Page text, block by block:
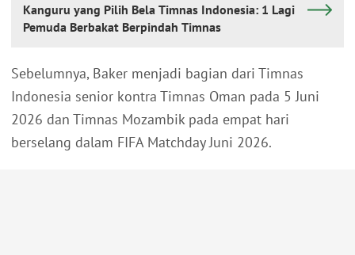
Kanguru yang Pilih Bela Timnas Indonesia: 1 Lagi
Pemuda Berbakat Berpindah Timnas
Sebelumnya, Baker menjadi bagian dari Timnas
Indonesia senior kontra Timnas Oman pada 5 Juni
2026 dan Timnas Mozambik pada empat hari
berselang dalam FIFA Matchday Juni 2026.